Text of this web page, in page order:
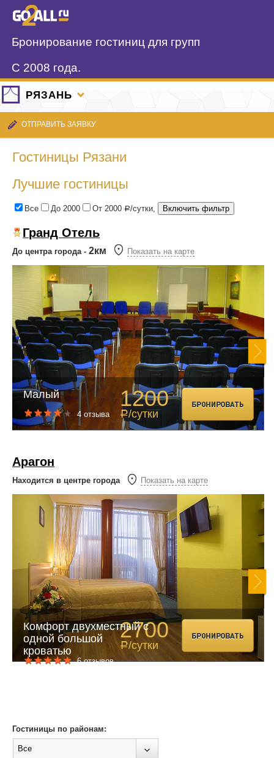
Бронирование гостиниц для групп
С 2008 года.
РЯЗАНЬ
ОТПРАВИТЬ ЗАЯВКУ
Гостиницы Рязани
Лучшие гостиницы
Все До 2000 От 2000 Р/сутки,
Гранд Отель
До центра города - 2км Показать на карте
1200
Р/сутки
Малый
4 отзыва
Арагон
Находится в центре города Показать на карте
2700
Р/сутки
Комфорт двухместный с
одной большой
кроватью
6 отзывов
Гостиницы по районам:
Все